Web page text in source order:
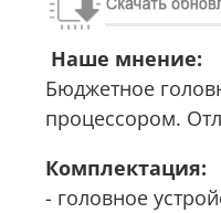
Наше мнение:
Бюджетное
процессором.
Комплектация:
- головное